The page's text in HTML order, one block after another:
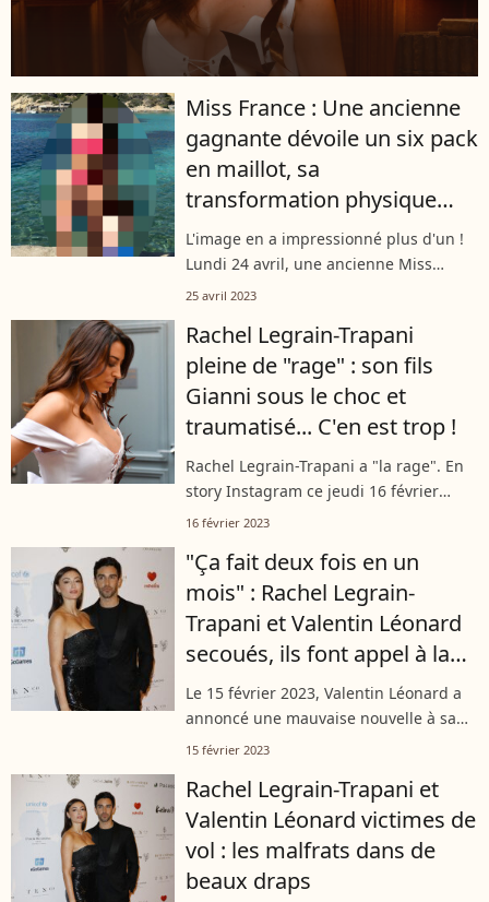
Miss France : Une ancienne
gagnante dévoile un six pack
en maillot, sa
transformation physique
détonne
L'image en a impressionné plus d'un !
Lundi 24 avril, une ancienne Miss
France a fait une apparition remarquée
photo d'elle en maillot de bain,
dévoilant...
25 avril 2023
Rachel Legrain-Trapani
pleine de "rage" : son fils
Gianni sous le choc et
traumatisé... C'en est trop !
Rachel Legrain-Trapani a "la rage". En
story Instagram ce jeudi 16 février
2023, notre ancienne Miss France est
dont elle vient d'être victime,...
16 février 2023
"Ça fait deux fois en un
mois" : Rachel Legrain-
Trapani et Valentin Léonard
secoués, ils font appel à la
police
Le 15 février 2023, Valentin Léonard a
annoncé une mauvaise nouvelle à sa
communauté Instagram. Rachel
vécu un coup dur qui a nécessité
l'intervention...
15 février 2023
Rachel Legrain-Trapani et
Valentin Léonard victimes de
vol : les malfrats dans de
beaux draps